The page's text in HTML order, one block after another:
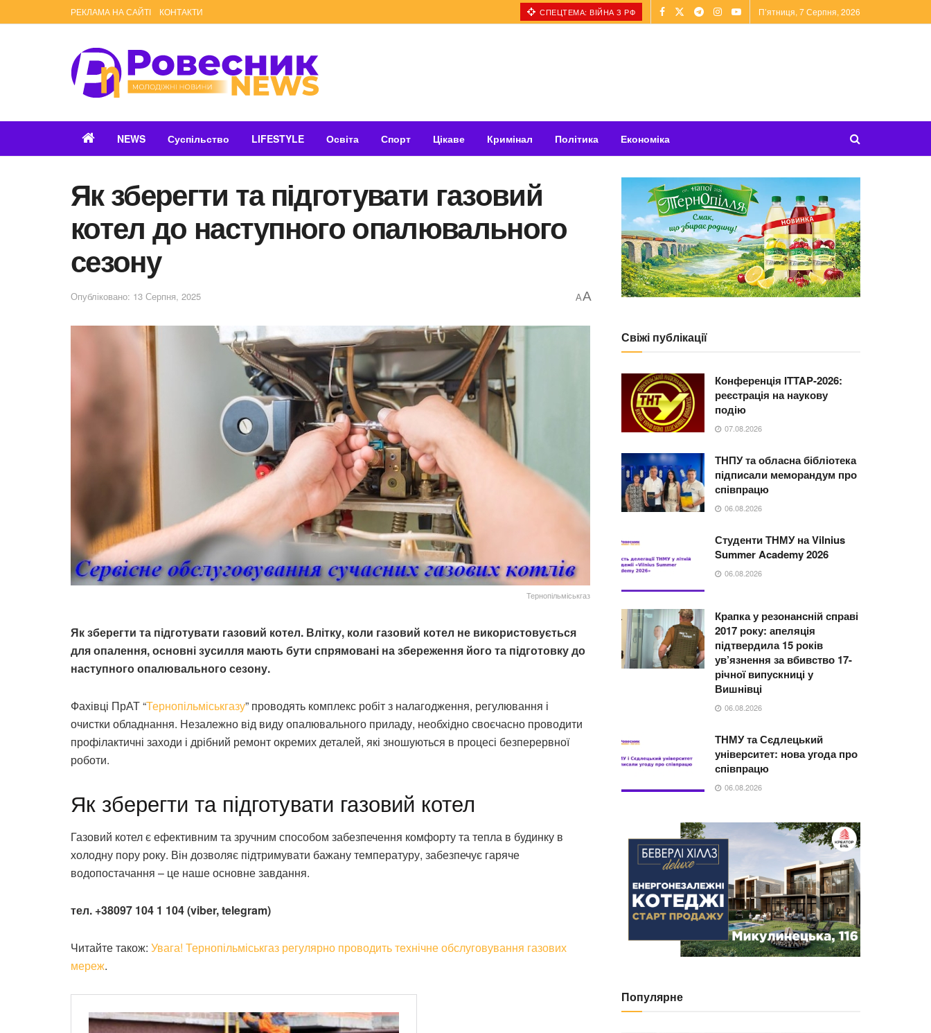
РЕКЛАМА НА САЙТІ КОНТАКТИ СПЕЦТЕМА: ВІЙНА З РФ П’ятниця, 7 Серпня, 2026
NEWS Суспільство LIFESTYLE Освіта Спорт Цікаве Кримінал Політика Економіка
Як зберегти та підготувати газовий
котел до наступного опалювального
сезону
Опубліковано: 13 Серпня, 2025 AA
Тернопільміськгаз
Як зберегти та підготувати газовий котел. Влітку, коли газовий котел не використовується
для опалення, основні зусилля мають бути спрямовані на збереження його та підготовку до
наступного опалювального сезону.
Фахівці ПрАТ “Тернопільміськгазу” проводять комплекс робіт з налагодження, регулювання і
очистки обладнання. Незалежно від виду опалювального приладу, необхідно своєчасно проводити
профілактичні заходи і дрібний ремонт окремих деталей, які зношуються в процесі безперервної
роботи.
Як зберегти та підготувати газовий котел
Газовий котел є ефективним та зручним способом забезпечення комфорту та тепла в будинку в
холодну пору року. Він дозволяє підтримувати бажану температуру, забезпечує гаряче
водопостачання – це наше основне завдання.
тел. +38097 104 1 104 (viber, telegram)
Читайте також: Увага! Тернопільміськгаз регулярно проводить технічне обслуговування газових
мереж.
Свіжі публікації
Конференція ITTAP-2026:
реєстрація на наукову
подію
07.08.2026
ТНПУ та обласна бібліотека
підписали меморандум про
співпрацю
06.08.2026
Студенти ТНМУ на Vilnius
Summer Academy 2026
06.08.2026
Крапка у резонансній справі
2017 року: апеляція
підтвердила 15 років
ув’язнення за вбивство 17-
річної випускниці у
Вишнівці
06.08.2026
ТНМУ та Сєдлецький
університет: нова угода про
співпрацю
06.08.2026
Популярне